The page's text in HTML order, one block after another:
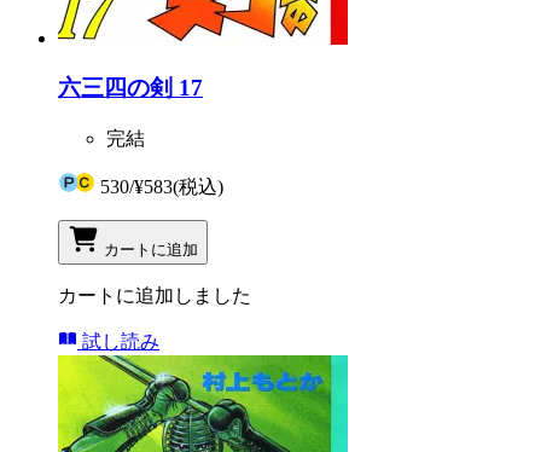
六三四の剣 17
完結
530/¥583(税込)
カートに追加
カートに追加しました
試し読み